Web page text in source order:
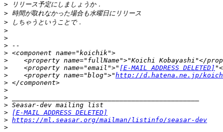
>
>
>
>
>
>
>
>
>
    <property name="email">"
[E-MAIL ADDRESS DELETED]
>
    <property name="blog">"
http://d.hatena.ne.jp/
>
>
>
>
>
[E-MAIL ADDRESS DELETED]
> https://ml.seasar.org/mailman/listinfo/seasar-dev
>